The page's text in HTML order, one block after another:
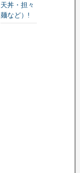
天丼・担々
麺など）!